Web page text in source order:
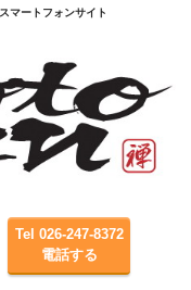
マートフォンサイト
Tel 026-247-8372
電話する